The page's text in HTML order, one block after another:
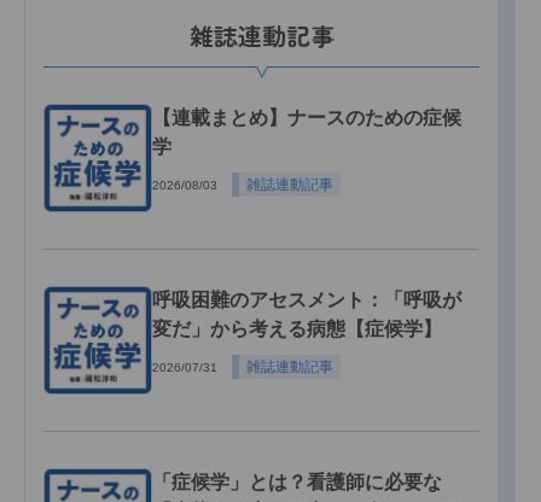
雑誌連動記事
【連載まとめ】ナースのための症候
学
2026/08/03 雑誌連動記事
呼吸困難のアセスメント：「呼吸が
変だ」から考える病態【症候学】
2026/07/31 雑誌連動記事
「症候学」とは？看護師に必要な